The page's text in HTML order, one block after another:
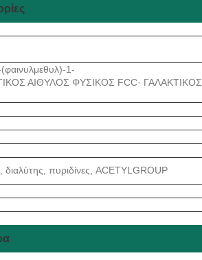
1-
ΑΙΘΥΛΟΣ ΦΥΣΙΚΟΣ FCC· ΓΑΛΑΚΤΙΚΟΣ
διαλύτης, πυριδίνες, ACETYLGROUP